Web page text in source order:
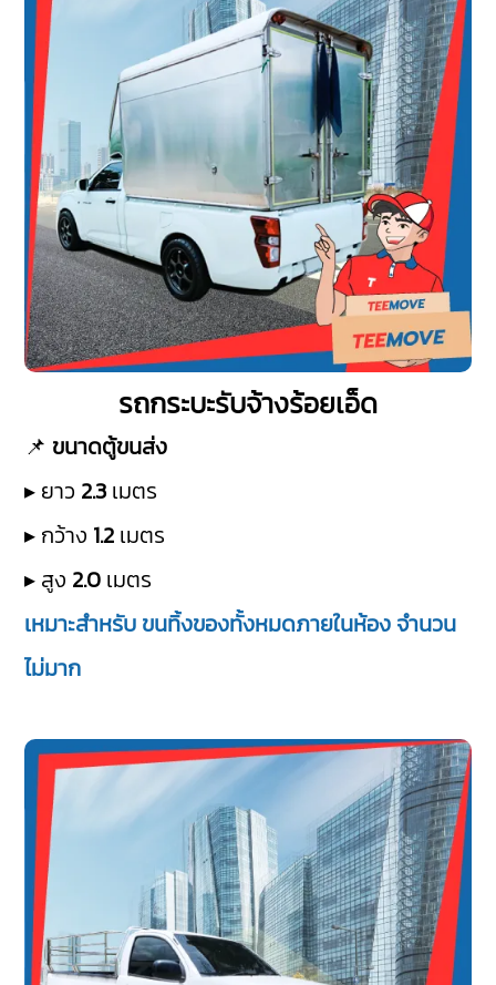
รถกระบะรับจ้างร้อยเอ็ด
📌 ขนาดตู้ขนส่ง
▸ ยาว 2.3 เมตร
▸ กว้าง 1.2 เมตร
▸ สูง 2.0 เมตร
เหมาะสำหรับ ขนทิ้งของทั้งหมดภายในห้อง จำนวน
ไม่มาก